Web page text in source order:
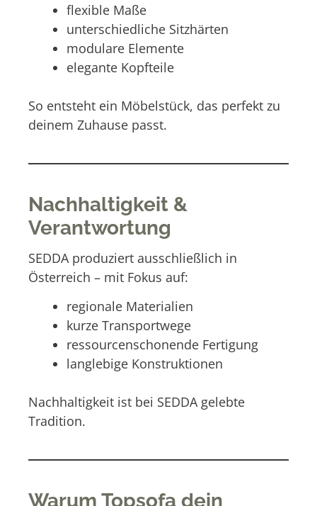
flexible Maße
unterschiedliche Sitzhärten
modulare Elemente
elegante Kopfteile
So entsteht ein Möbelstück, das perfekt zu
deinem Zuhause passt.
Nachhaltigkeit &
Verantwortung
SEDDA produziert ausschließlich in
Österreich – mit Fokus auf:
regionale Materialien
kurze Transportwege
ressourcenschonende Fertigung
langlebige Konstruktionen
Nachhaltigkeit ist bei SEDDA gelebte
Tradition.
Warum Topsofa dein